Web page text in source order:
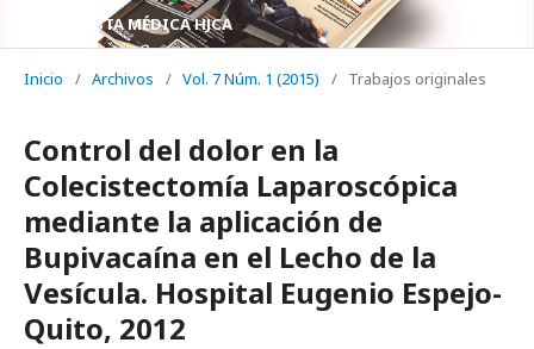
REVISTA MÉDICA HJCA
Inicio / Archivos / Vol. 7 Núm. 1 (2015) / Trabajos originales
Control del dolor en la
Colecistectomía Laparoscópica
mediante la aplicación de
Bupivacaína en el Lecho de la
Vesícula. Hospital Eugenio Espejo-
Quito, 2012